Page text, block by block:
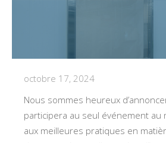
octobre 17, 2024
Nous sommes heureux
participera au seul événement au
aux meilleures pratiques en